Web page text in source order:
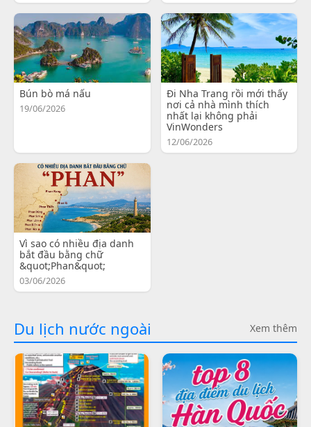
Bún bò má nấu
19/06/2026
Đi Nha Trang rồi mới thấy
nơi cả nhà mình thích
nhất lại không phải
VinWonders
12/06/2026
Vì sao có nhiều địa danh
bắt đầu bằng chữ
&quot;Phan&quot;
03/06/2026
Du lịch nước ngoài Xem thêm